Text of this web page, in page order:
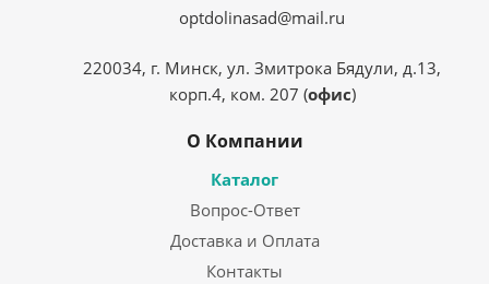
optdolinasad@mail.ru
220034, г. Минск, ул. Змитрока Бядули, д.13,
корп.4, ком. 207 (офис)
О Компании
Каталог
Вопрос-Ответ
Доставка и Оплата
Контакты